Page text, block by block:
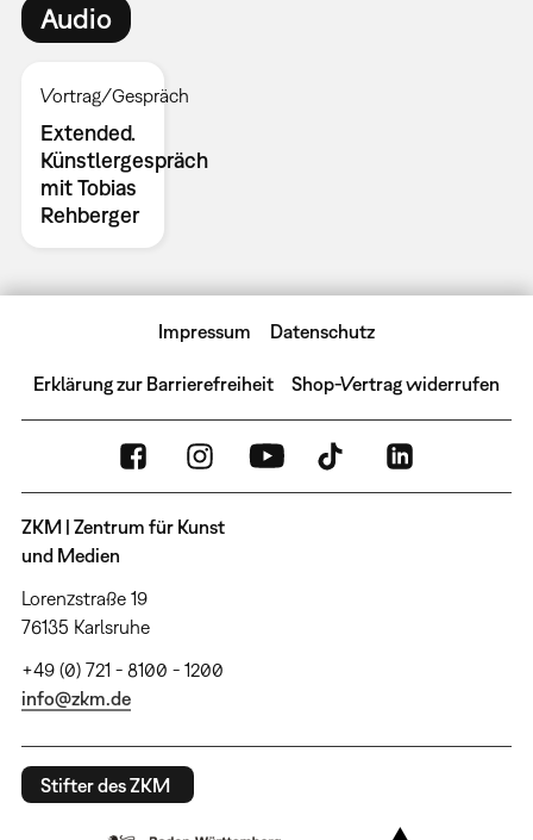
Audio
Vortrag/Gespräch
Extended.
Künstlergespräch
mit Tobias
Rehberger
Impressum Datenschutz
Erklärung zur Barrierefreiheit Shop-Vertrag widerrufen
ZKM | Zentrum für Kunst
und Medien
Lorenzstraße 19
76135 Karlsruhe
+49 (0) 721 - 8100 - 1200
info@zkm.de
Stifter des ZKM